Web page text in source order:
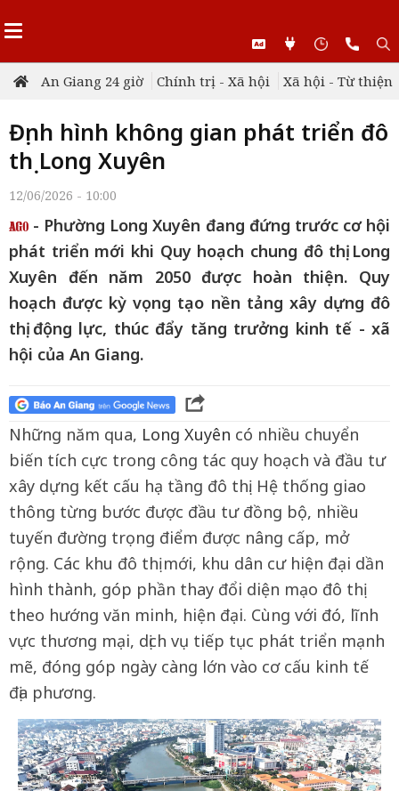
An Giang 24 giờ Chính trị - Xã hội Xã hội - Từ thiện
Định hình không gian phát triển đô
thị Long Xuyên
12/06/2026 - 10:00
- Phường Long Xuyên đang đứng trước cơ hội
phát triển mới khi Quy hoạch chung đô thị Long
Xuyên đến năm 2050 được hoàn thiện. Quy
hoạch được kỳ vọng tạo nền tảng xây dựng đô
thị động lực, thúc đẩy tăng trưởng kinh tế - xã
hội của An Giang.
Những năm qua, Long Xuyên có nhiều chuyển
biến tích cực trong công tác quy hoạch và đầu tư
xây dựng kết cấu hạ tầng đô thị. Hệ thống giao
thông từng bước được đầu tư đồng bộ, nhiều
tuyến đường trọng điểm được nâng cấp, mở
rộng. Các khu đô thị mới, khu dân cư hiện đại dần
hình thành, góp phần thay đổi diện mạo đô thị
theo hướng văn minh, hiện đại. Cùng với đó, lĩnh
vực thương mại, dịch vụ tiếp tục phát triển mạnh
mẽ, đóng góp ngày càng lớn vào cơ cấu kinh tế
địa phương.